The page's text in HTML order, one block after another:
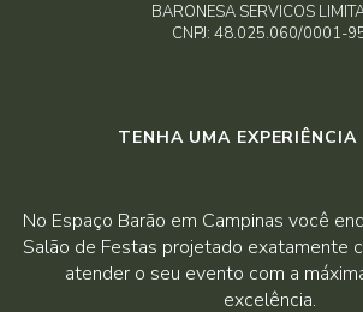
BARONESA SERVICOS
CNPJ: 48.025.060/0001-
TENHA UMA EXPERIÊNCIA
No Espaço Barão em Campinas você
Salão de Festas projetado exatamente
atender o seu evento com a
excelência.